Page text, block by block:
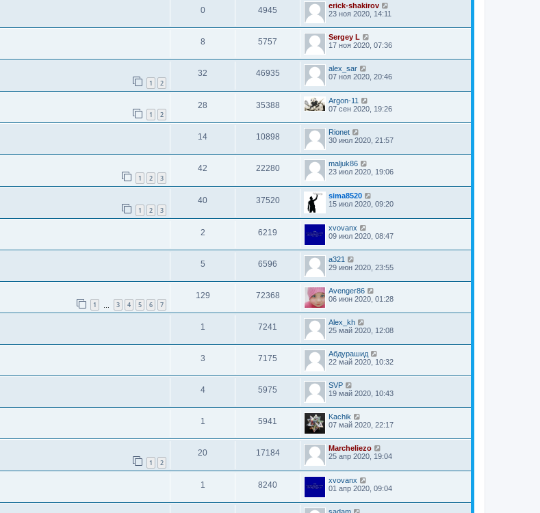
0 4945
erick-shakirov
23 ноя 2020, 14:11
8 5757
Sergey L
17 ноя 2020, 07:36
1 2
32 46935
alex_sar
07 ноя 2020, 20:46
1 2
28 35388
Argon-11
07 сен 2020, 19:26
14 10898
Rionet
30 июл 2020, 21:57
1 2 3
42 22280
maljuk86
23 июл 2020, 19:06
1 2 3
40 37520
sima8520
15 июл 2020, 09:20
2 6219
xvovanx
09 июл 2020, 08:47
5 6596
a321
29 июн 2020, 23:55
1 3 4 5 6 7
129 72368
Avenger86
06 июн 2020, 01:28
1 7241
Alex_kh
25 май 2020, 12:08
3 7175
Абдурашид
22 май 2020, 10:32
4 5975
SVP
19 май 2020, 10:43
1 5941
Kachik
07 май 2020, 22:17
1 2
20 17184
Marcheliezo
25 апр 2020, 19:04
1 8240
xvovanx
01 апр 2020, 09:04